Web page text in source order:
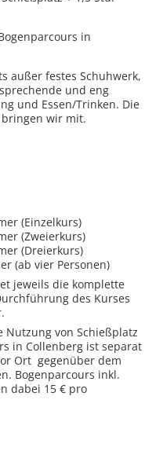
in
außer festes Schuhwerk,
und eng
und Essen/Trinken. Die
wir mit.
(Einzelkurs)
(Zweierkurs)
(Dreierkurs)
(ab vier Personen)
jeweils die komplette
des Kurses
Nutzung von Schießplatz
in Collenberg ist separat
Ort gegenüber dem
Bogenparcours inkl.
dabei 15 € pro